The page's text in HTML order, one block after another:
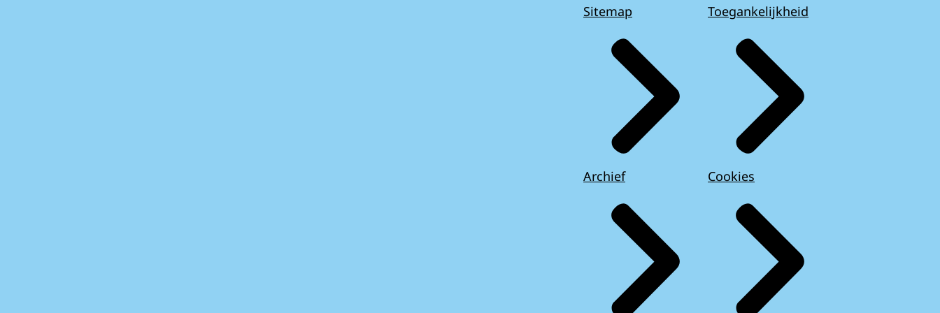
Sitemap
Archief
Toegankelijkheid
Cookies